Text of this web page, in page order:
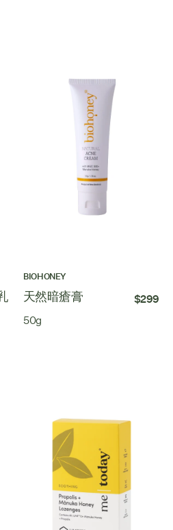
BIOHONEY
天然暗瘡膏 $299
50g